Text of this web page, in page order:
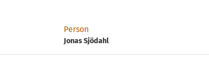
Person
Jonas Sjödahl